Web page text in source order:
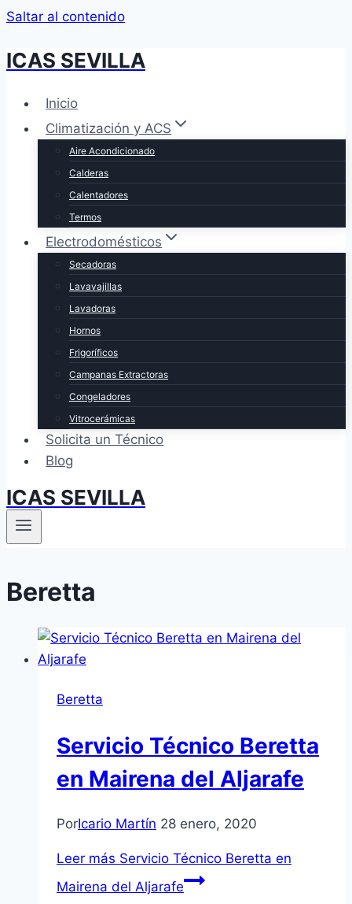
Saltar al contenido
ICAS SEVILLA
Inicio
Climatización y ACS
Aire Acondicionado
Calderas
Calentadores
Termos
Electrodomésticos
Secadoras
Lavavajillas
Lavadoras
Hornos
Frigoríficos
Campanas Extractoras
Congeladores
Vitrocerámicas
Solicita un Técnico
Blog
ICAS SEVILLA
Beretta
Beretta
Servicio Técnico Beretta
en Mairena del Aljarafe
PorIcario Martín 28 enero, 2020
Leer más Servicio Técnico Beretta en
Mairena del Aljarafe